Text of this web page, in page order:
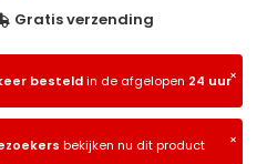
Gratis verzending
×
besteldin de afgelopen 24 uur
×
bekijken nu dit product